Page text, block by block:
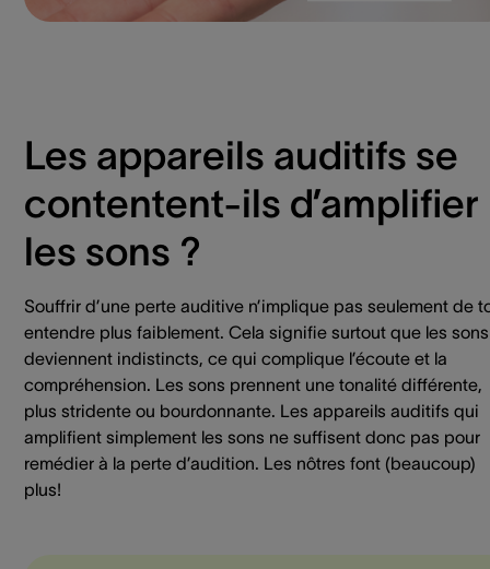
Les appareils auditifs se
contentent-ils d’amplifier
les sons ?
Souffrir d’une perte auditive n’implique pas seulement de
entendre plus faiblement. Cela signifie surtout que les sons
deviennent indistincts, ce qui complique l’écoute et la
compréhension. Les sons prennent une tonalité différente,
plus stridente ou bourdonnante. Les appareils auditifs qui
amplifient simplement les sons ne suffisent donc pas pour
remédier à la perte d’audition. Les nôtres font (beaucoup)
plus!